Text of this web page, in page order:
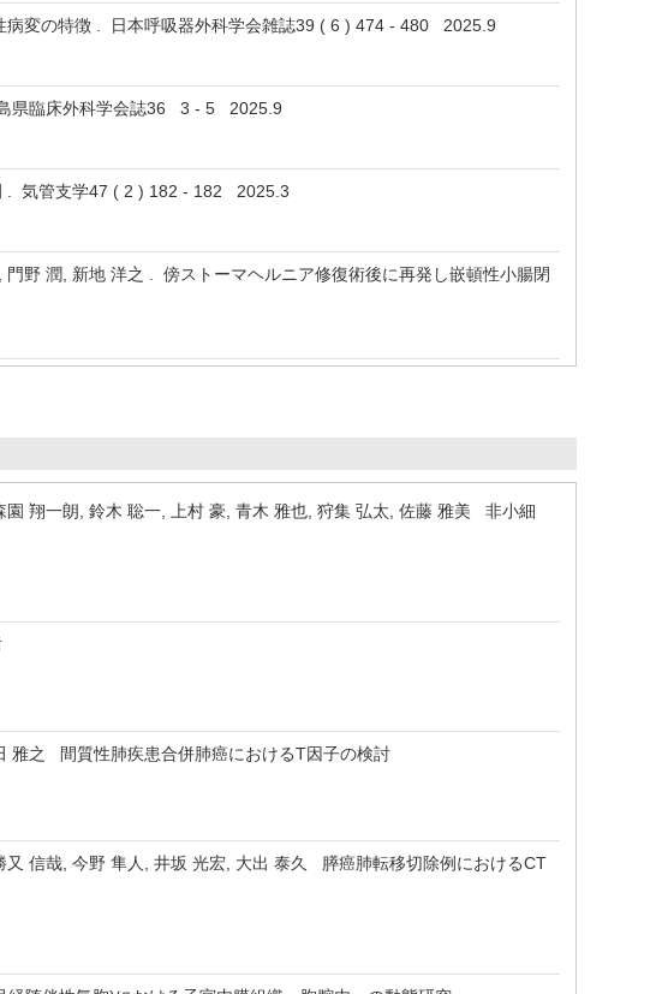
病変の特徴 . 日本呼吸器外科学会雑誌39 ( 6 ) 474 - 480 2025.9
県臨床外科学会誌36 3 - 5 2025.9
. 気管支学47 ( 2 ) 182 - 182 2025.3
野 潤, 新地 洋之 . 傍ストーマヘルニア修復術後に再発し嵌頓性小腸閉
翔一朗, 鈴木 聡一, 上村 豪, 青木 雅也, 狩集 弘太, 佐藤 雅美 非小細
雅之 間質性肺疾患合併肺癌におけるT因子の検討
信哉, 今野 隼人, 井坂 光宏, 大出 泰久 膵癌肺転移切除例におけるCT